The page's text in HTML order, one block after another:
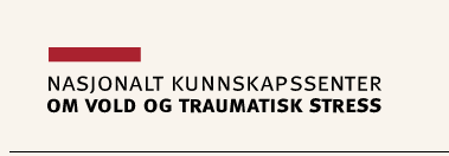
innhold